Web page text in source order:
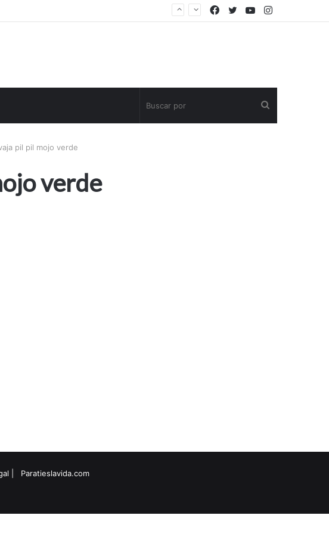
YouTube
Twitter
Facebook
pil pil mojo verde
verde
Paratieslavida.com